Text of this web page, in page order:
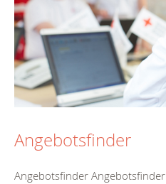
Angebotsfinder
Angebotsfinder Angebotsfinder